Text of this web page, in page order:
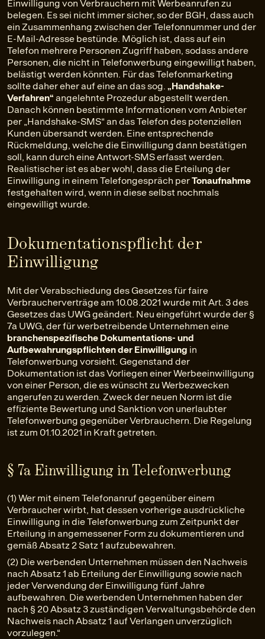
Einwilligung von Verbrauchern mit Werbeanrufen zu
belegen. Es sei nicht immer sicher, so der BGH, dass auch
ein Zusammenhang zwischen der Telefonnummer und der
E-Mail-Adresse bestünde. Möglich ist, dass auf ein
Telefon mehrere Personen Zugriff haben, sodass andere
Personen, die nicht in Telefonwerbung eingewilligt haben,
belästigt werden könnten. Für das Telefonmarketing
sollte daher eher auf eine an das sog. „Handshake-
Verfahren“ angelehnte Prozedur abgestellt werden.
Danach können bestimmte Informationen vom Anbieter
per „Handshake-SMS“ an das Telefon des potenziellen
Kunden übersandt werden. Eine entsprechende
Rückmeldung, welche die Einwilligung dann bestätigen
soll, kann durch eine Antwort-SMS erfasst werden.
Realistischer ist es aber wohl, dass die Erteilung der
Einwilligung in einem Telefongespräch perTonaufnahme
festgehalten wird, wenn in diese selbst nochmals
eingewilligt wurde.
Dokumentationspflicht der
Einwilligung
Mit der Verabschiedung des Gesetzes für faire
Verbraucherverträge am 10.08.2021 wurde mit Art. 3 des
Gesetzes das UWG geändert. Neu eingeführt wurde der §
7a UWG, der für werbetreibende Unternehmen eine
branchenspezifische Dokumentations- und
Aufbewahrungspflichten der Einwilligung in
Telefonwerbung vorsieht. Gegenstand der
Dokumentation ist das Vorliegen einer Werbeeinwilligung
von einer Person, die es wünscht zu Werbezwecken
angerufen zu werden. Zweck der neuen Norm ist die
effiziente Bewertung und Sanktion von unerlaubter
Telefonwerbung gegenüber Verbrauchern. Die Regelung
ist zum 01.10.2021 in Kraft getreten.
§ 7a Einwilligung in Telefonwerbung
(1) Wer mit einem Telefonanruf gegenüber einem
Verbraucher wirbt, hat dessen vorherige ausdrückliche
Einwilligung in die Telefonwerbung zum Zeitpunkt der
Erteilung in angemessener Form zu dokumentieren und
gemäß Absatz 2 Satz 1 aufzubewahren.
(2) Die werbenden Unternehmen müssen den Nachweis
nach Absatz 1 ab Erteilung der Einwilligung sowie nach
jeder Verwendung der Einwilligung fünf Jahre
aufbewahren. Die werbenden Unternehmen haben der
nach § 20 Absatz 3 zuständigen Verwaltungsbehörde den
Nachweis nach Absatz 1 auf Verlangen unverzüglich
vorzulegen.“